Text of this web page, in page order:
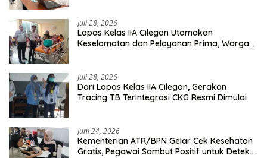
Juli 28, 2026
Lapas Kelas IIA Cilegon Utamakan
Keselamatan dan Pelayanan Prima, Warga
Juli 28, 2026
Dari Lapas Kelas IIA Cilegon, Gerakan
Tracing TB Terintegrasi CKG Resmi Dimulai
Juni 24, 2026
Kementerian ATR/BPN Gelar Cek Kesehatan
Gratis, Pegawai Sambut Positif untuk Deteksi